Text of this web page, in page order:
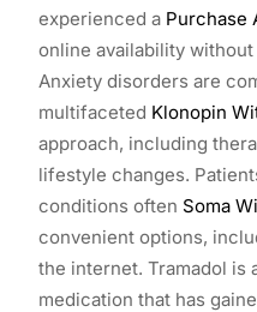
experienced a Purchase
online availability
Anxiety disorders are
multifaceted Klonopin
approach, including
lifestyle changes.
conditions often Soma
convenient options,
the internet. Tramadol is
medication that has